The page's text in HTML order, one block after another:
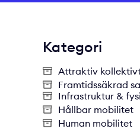
Kategori
Attraktiv
Framtidssäkrad
Infrastruktur &
Hållbar mobilitet
Human mobilitet